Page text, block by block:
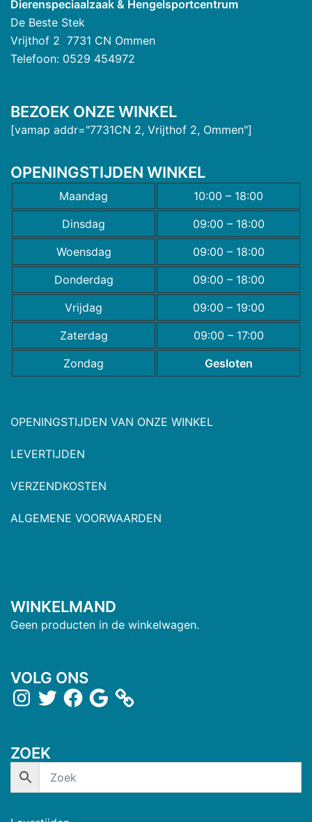
Dierenspeciaalzaak & Hengelsportcentrum
De Beste Stek
Vrijthof 2 7731 CN Ommen
Telefoon: 0529 454972
BEZOEK ONZE WINKEL
[vamap addr="7731CN 2, Vrijthof 2, Ommen"]
OPENINGSTIJDEN WINKEL
Maandag
10:00 – 18:00
Dinsdag
09:00 – 18:00
Woensdag
09:00 – 18:00
Donderdag
09:00 – 18:00
Vrijdag
09:00 – 19:00
Zaterdag
09:00 – 17:00
Zondag
Gesloten
OPENINGSTIJDEN VAN ONZE WINKEL
LEVERTIJDEN
VERZENDKOSTEN
ALGEMENE VOORWAARDEN
WINKELMAND
Geen producten in de winkelwagen.
VOLG ONS
ZOEK